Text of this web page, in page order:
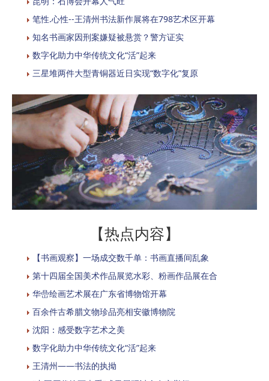
笔性.心性--王清州书法新作展将在798艺术区开幕
知名书画家因刑案嫌疑被悬赏？警方证实
数字化助力中华传统文化“活”起来
三星堆两件大型青铜器近日实现“数字化”复原
【热点内容】
【书画观察】一场成交数千单：书画直播间乱象
第十四届全国美术作品展览水彩、粉画作品展在合
华嵒绘画艺术展在广东省博物馆开幕
百余件古希腊文物珍品亮相安徽博物院
沈阳：感受数字艺术之美
数字化助力中华传统文化“活”起来
王清州——书法的执拗